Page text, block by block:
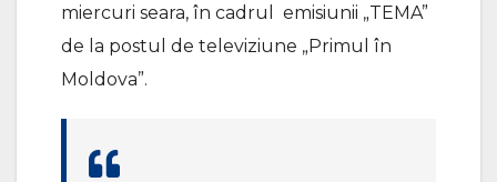
miercuri seara, în cadrul emisiunii „TEMA”
de la postul de televiziune „Primul în
Moldova”.